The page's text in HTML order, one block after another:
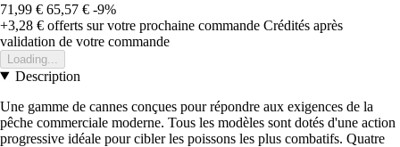
71,99 € 65,57 € -9%
+3,28 € offerts sur votre prochaine commande Crédités après
validation de votre commande
Loading...
Description
Une gamme de cannes conçues pour répondre aux exigences de la
pêche commerciale moderne. Tous les modèles sont dotés d'une action
progressive idéale pour cibler les poissons les plus combatifs. Quatre